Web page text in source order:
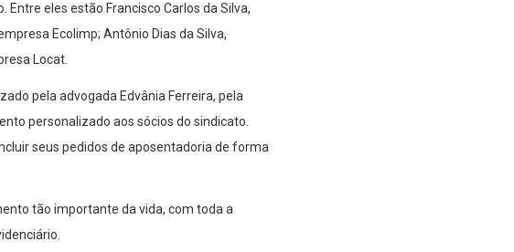
eles estão Francisco Carlos da Silva,
Ecolimp; Antônio Dias da Silva,
Locat.
pela advogada Edvânia Ferreira, pela
personalizado aos sócios do sindicato.
seus pedidos de aposentadoria de forma
tão importante da vida, com toda a